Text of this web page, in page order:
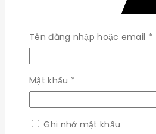
Tên đăng nhập hoặc email *
Mật khẩu *
buộc
Ghi nhớ mật khẩu